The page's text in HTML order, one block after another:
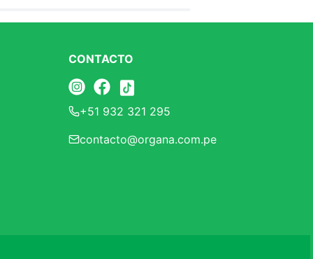
CONTACTO
+51 932 321 295
contacto@organa.com.pe